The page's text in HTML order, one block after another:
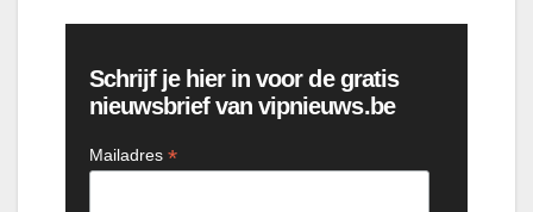
Schrijf je hier in voor de gratis
nieuwsbrief van vipnieuws.be
Mailadres *